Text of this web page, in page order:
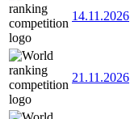
14.11.2026
21.11.2026